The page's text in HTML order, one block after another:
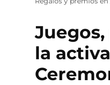
la